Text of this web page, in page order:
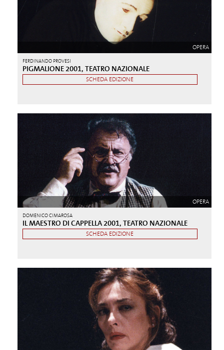
OPERA
FERDINANDO PROVESI
PIGMALIONE 2001, TEATRO NAZIONALE
SCHEDA EDIZIONE
OPERA
DOMENICO CIMAROSA
IL MAESTRO DI CAPPELLA 2001, TEATRO NAZIONALE
SCHEDA EDIZIONE